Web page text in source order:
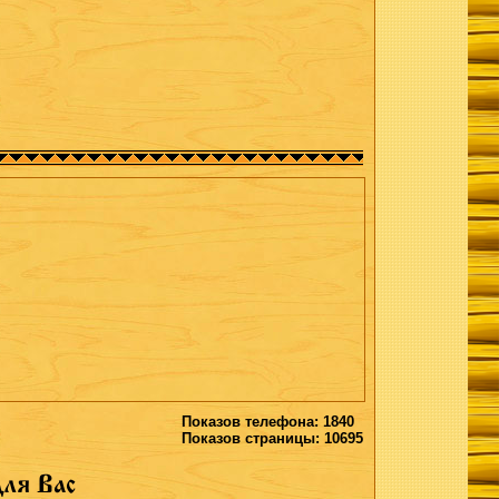
Показов телефона: 1840
Показов страницы: 10695
Вас